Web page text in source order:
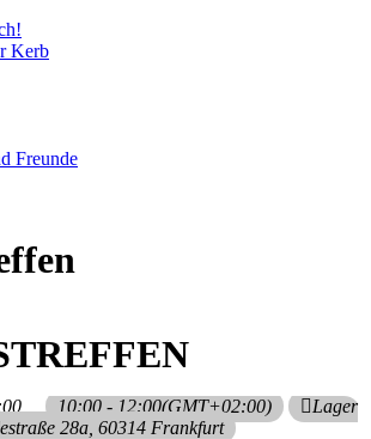
Kerb
Freunde
10:00 - 12:00(GMT+02:00)
Lager
28a, 60314 Frankfurt